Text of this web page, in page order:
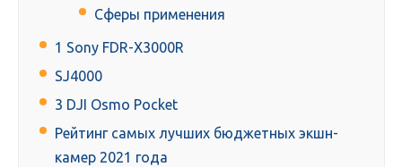
Сферы применения
1 Sony FDR-X3000R
SJ4000
3 DJI Osmo Pocket
Рейтинг самых лучших бюджетных экшн-
камер 2021 года